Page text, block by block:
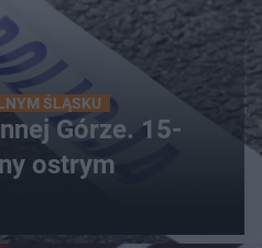
ŚLĄSKU
Górze. 15-
ostrym